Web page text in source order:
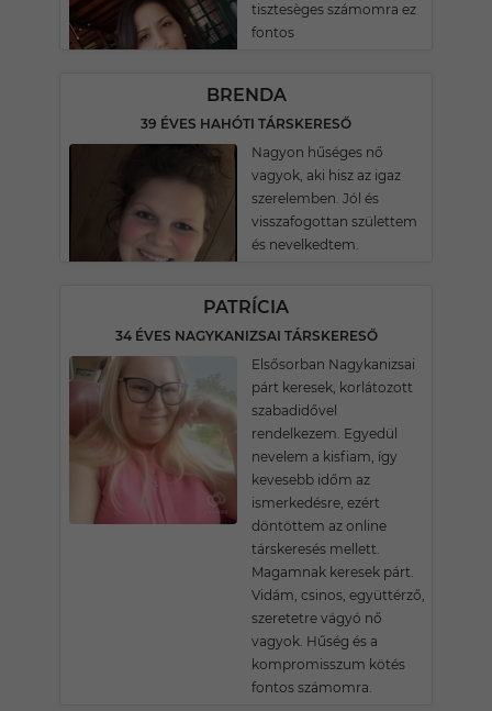
tisztesèges számomra ez
fontos
BRENDA
39 ÉVES HAHÓTI TÁRSKERESŐ
Nagyon hűséges nő
vagyok, aki hisz az igaz
szerelemben. Jól és
visszafogottan születtem
és nevelkedtem.
PATRÍCIA
34 ÉVES NAGYKANIZSAI TÁRSKERESŐ
Elsősorban Nagykanizsai
párt keresek, korlátozott
szabadidővel
rendelkezem. Egyedül
nevelem a kisfiam, így
kevesebb időm az
ismerkedésre, ezért
döntöttem az online
társkeresés mellett.
Magamnak keresek párt.
Vidám, csinos, együttérző,
szeretetre vágyó nő
vagyok. Hűség és a
kompromisszum kötés
fontos számomra.